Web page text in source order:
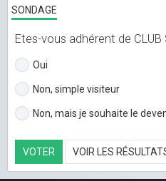
SONDAGE
Etes-vous adhérent de CLUB
Oui
Non, simple visiteur
Non, mais je souhaite le
VOTER VOIR LES